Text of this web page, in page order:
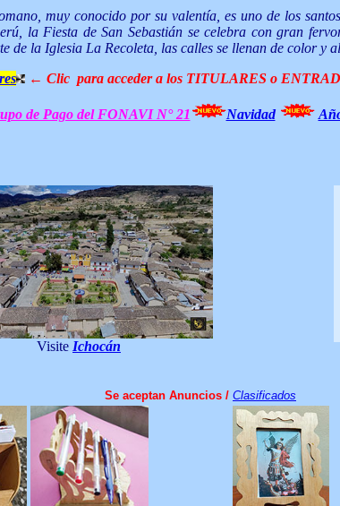
muy conocido por su valentía, es uno de los
la Fiesta de San Sebastián se celebra con gran
de la Iglesia La Recoleta, las calles se llenan de color y
← Clic para acceder a los TITULARES o
de Pago del FONAVI N° 21 Navidad
Visite Ichocán
Se aceptan Anuncios / Clasificados